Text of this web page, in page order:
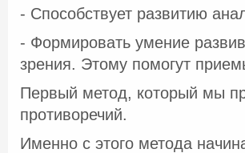
- Способствует развитию
- Формировать умение
зрения. Этому помогут
Первый метод, который мы
противоречий.
Именно с этого метода